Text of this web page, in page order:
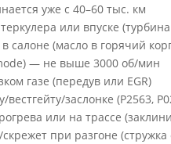
уже с 40–60 тыс. км
или впуске
салоне (масло в горячий
— не выше 3000 об/мин
газе (передув или EGR)
заслонке (P2563,
или на трассе
при разгоне (стружка